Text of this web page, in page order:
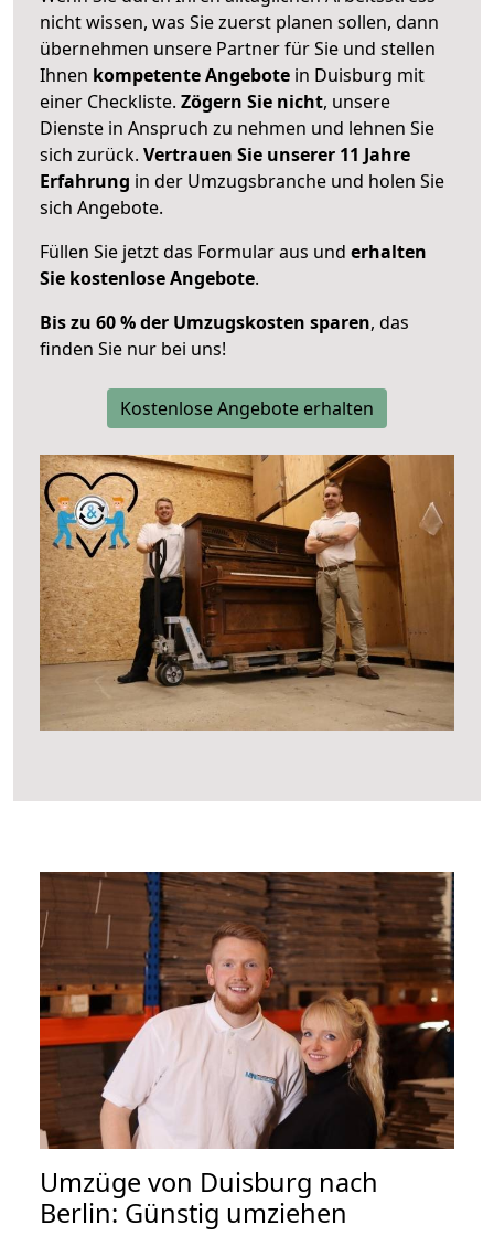
nicht wissen, was Sie zuerst planen sollen, dann
übernehmen unsere Partner für Sie und stellen
Ihnen kompetente Angebote in Duisburg mit
einer Checkliste. Zögern Sie nicht, unsere
Dienste in Anspruch zu nehmen und lehnen Sie
sich zurück. Vertrauen Sie unserer 11 Jahre
Erfahrung in der Umzugsbranche und holen Sie
sich Angebote.
Füllen Sie jetzt das Formular aus und erhalten
Sie kostenlose Angebote.
Bis zu 60 % der Umzugskosten sparen, das
finden Sie nur bei uns!
Kostenlose Angebote erhalten
Umzüge von Duisburg nach
Berlin: Günstig umziehen